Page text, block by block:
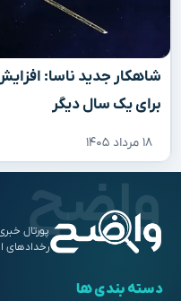
برای یک سال دیگر
۱۸ مرداد ۱۴۰۵
پورتال
رخدادهای
دسته بندی ها